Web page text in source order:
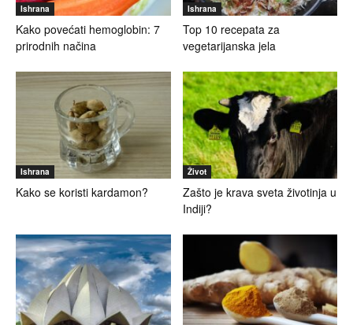
Ishrana
Kako povećati hemoglobin: 7
prirodnih načina
Ishrana
Top 10 recepata za
vegetarijanska jela
Ishrana
Kako se koristi kardamon?
Život
Zašto je krava sveta životinja u
Indiji?